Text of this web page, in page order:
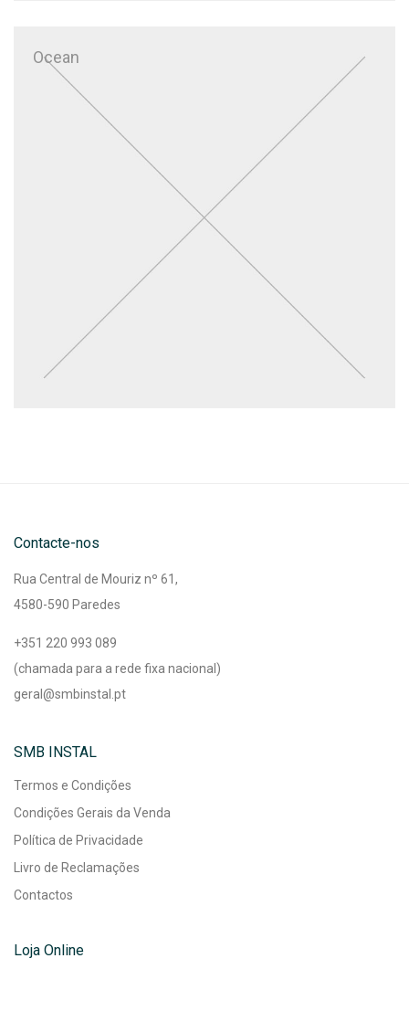
Ocean
Contacte-nos
Rua Central de Mouriz nº 61,
4580-590 Paredes
+351 220 993 089
(chamada para a rede fixa nacional)
geral@smbinstal.pt
SMB INSTAL
Termos e Condições
Condições Gerais da Venda
Política de Privacidade
Livro de Reclamações
Contactos
Loja Online